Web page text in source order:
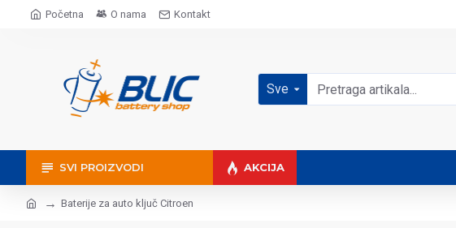
Početna O nama Kontakt
Sve
SVI PROIZVODI AKCIJA
Baterije za auto ključ Citroen